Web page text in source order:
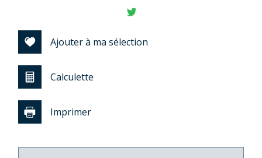
Ajouter à ma sélection
Calculette
Imprimer